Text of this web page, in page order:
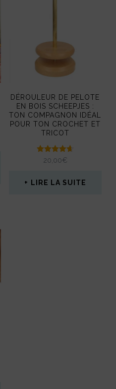
DÉROULEUR DE PELOTE
EN BOIS SCHEEPJES :
TON COMPAGNON IDÉAL
POUR TON CROCHET ET
TRICOT
Note
20,00€
LIRE LA SUITE